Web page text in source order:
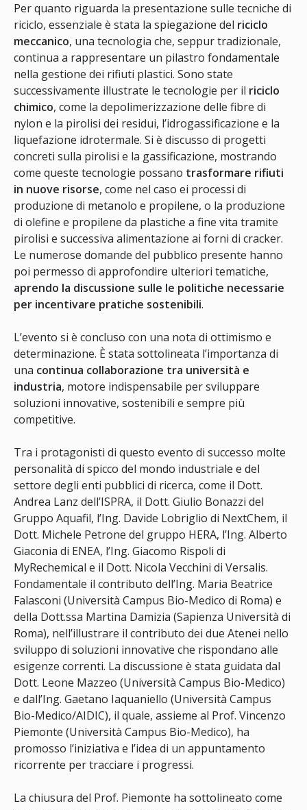
Per quanto riguarda la presentazione sulle tecniche di
riciclo, essenziale è stata la spiegazione del riciclo
meccanico, una tecnologia che, seppur tradizionale,
continua a rappresentare un pilastro fondamentale
nella gestione dei rifiuti plastici. Sono state
successivamente illustrate le tecnologie per il riciclo
chimico, come la depolimerizzazione delle fibre di
nylon e la pirolisi dei residui, l’idrogassificazione e la
liquefazione idrotermale. Si è discusso di progetti
concreti sulla pirolisi e la gassificazione, mostrando
come queste tecnologie possano trasformare rifiuti
in nuove risorse, come nel caso ei processi di
produzione di metanolo e propilene, o la produzione
di olefine e propilene da plastiche a fine vita tramite
pirolisi e successiva alimentazione ai forni di cracker.
Le numerose domande del pubblico presente hanno
poi permesso di approfondire ulteriori tematiche,
aprendo la discussione sulle le politiche necessarie
per incentivare pratiche sostenibili.
L’evento si è concluso con una nota di ottimismo e
determinazione. È stata sottolineata l’importanza di
una continua collaborazione tra università e
industria, motore indispensabile per sviluppare
soluzioni innovative, sostenibili e sempre più
competitive.
Tra i protagonisti di questo evento di successo molte
personalità di spicco del mondo industriale e del
settore degli enti pubblici di ricerca, come il Dott.
Andrea Lanz dell’ISPRA, il Dott. Giulio Bonazzi del
Gruppo Aquafil, l’Ing. Davide Lobriglio di NextChem, il
Dott. Michele Petrone del gruppo HERA, l’Ing. Alberto
Giaconia di ENEA, l’Ing. Giacomo Rispoli di
MyRechemical e il Dott. Nicola Vecchini di Versalis.
Fondamentale il contributo dell’Ing. Maria Beatrice
Falasconi (Università Campus Bio-Medico di Roma) e
della Dott.ssa Martina Damizia (Sapienza Università di
Roma), nell’illustrare il contributo dei due Atenei nello
sviluppo di soluzioni innovative che rispondano alle
esigenze correnti. La discussione è stata guidata dal
Dott. Leone Mazzeo (Università Campus Bio-Medico)
e dall’Ing. Gaetano Iaquaniello (Università Campus
Bio-Medico/AIDIC), il quale, assieme al Prof. Vincenzo
Piemonte (Università Campus Bio-Medico), ha
promosso l’iniziativa e l’idea di un appuntamento
ricorrente per tracciare i progressi.
La chiusura del Prof. Piemonte ha sottolineato come